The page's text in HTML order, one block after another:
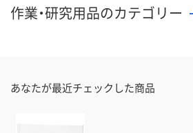
作業・研究用品のカテゴリー
あなたが最近チェックした商品